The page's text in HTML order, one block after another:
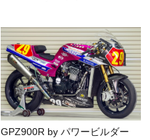
GPZ900R by パワービルダー